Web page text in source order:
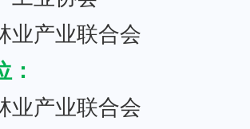
业产业联合会
：
业产业联合会